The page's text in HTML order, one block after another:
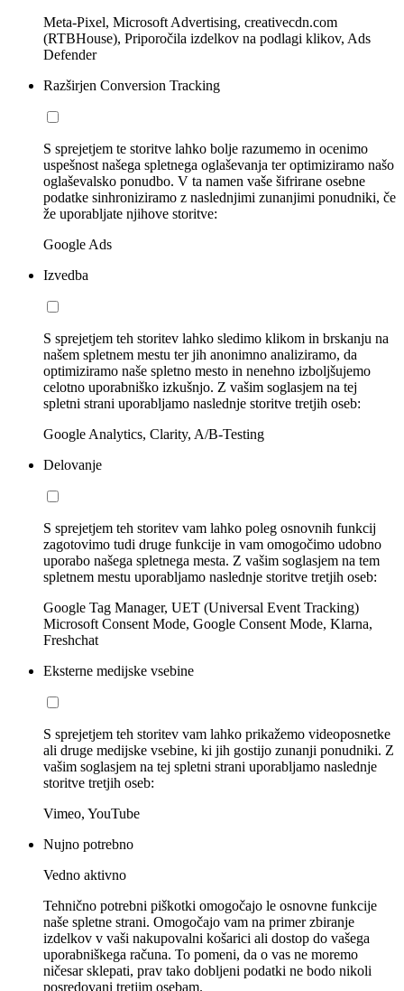
Meta-Pixel, Microsoft Advertising, creativecdn.com
(RTBHouse), Priporočila izdelkov na podlagi klikov, Ads
Defender
Razširjen Conversion Tracking
S sprejetjem te storitve lahko bolje razumemo in ocenimo
uspešnost našega spletnega oglaševanja ter optimiziramo našo
oglaševalsko ponudbo. V ta namen vaše šifrirane osebne
podatke sinhroniziramo z naslednjimi zunanjimi ponudniki, če
že uporabljate njihove storitve:
Google Ads
Izvedba
S sprejetjem teh storitev lahko sledimo klikom in brskanju na
našem spletnem mestu ter jih anonimno analiziramo, da
optimiziramo naše spletno mesto in nenehno izboljšujemo
celotno uporabniško izkušnjo. Z vašim soglasjem na tej
spletni strani uporabljamo naslednje storitve tretjih oseb:
Google Analytics, Clarity, A/B-Testing
Delovanje
S sprejetjem teh storitev vam lahko poleg osnovnih funkcij
zagotovimo tudi druge funkcije in vam omogočimo udobno
uporabo našega spletnega mesta. Z vašim soglasjem na tem
spletnem mestu uporabljamo naslednje storitve tretjih oseb:
Google Tag Manager, UET (Universal Event Tracking)
Microsoft Consent Mode, Google Consent Mode, Klarna,
Freshchat
Eksterne medijske vsebine
S sprejetjem teh storitev vam lahko prikažemo videoposnetke
ali druge medijske vsebine, ki jih gostijo zunanji ponudniki. Z
vašim soglasjem na tej spletni strani uporabljamo naslednje
storitve tretjih oseb:
Vimeo, YouTube
Nujno potrebno
Vedno aktivno
Tehnično potrebni piškotki omogočajo le osnovne funkcije
naše spletne strani. Omogočajo vam na primer zbiranje
izdelkov v vaši nakupovalni košarici ali dostop do vašega
uporabniškega računa. To pomeni, da o vas ne moremo
ničesar sklepati, prav tako dobljeni podatki ne bodo nikoli
posredovani tretjim osebam.